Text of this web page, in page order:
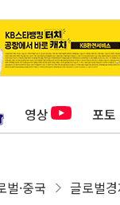
영상 포토
벌·중국 글로벌경